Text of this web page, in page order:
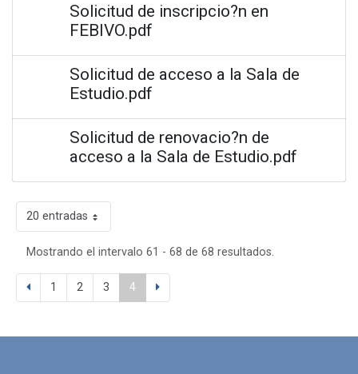
Solicitud de inscripcio?n en
FEBIVO.pdf
Solicitud de acceso a la Sala de
Estudio.pdf
Solicitud de renovacio?n de
acceso a la Sala de Estudio.pdf
20 entradas
Mostrando el intervalo 61 - 68 de 68 resultados.
1 2 3 4